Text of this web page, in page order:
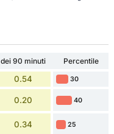
dei 90 minuti
Percentile
0.54 30
0.20 40
0.34 25